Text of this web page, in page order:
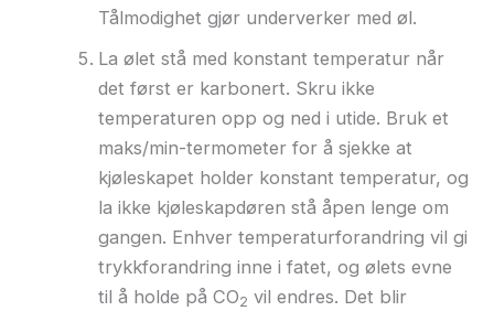
Tålmodighet gjør underverker med øl.
La ølet stå med konstant temperatur når
det først er karbonert. Skru ikke
temperaturen opp og ned i utide. Bruk et
maks/min-termometer for å sjekke at
kjøleskapet holder konstant temperatur, og
la ikke kjøleskapdøren stå åpen lenge om
gangen. Enhver temperaturforandring vil gi
trykkforandring inne i fatet, og ølets evne
til å holde på CO2 vil endres. Det blir